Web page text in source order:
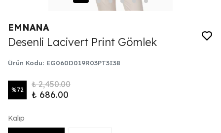
EMNANA
Desenli Lacivert Print Gömlek
Ürün Kodu: EG060D019R03PT3I38
%72
₺ 2,450.00
₺ 686.00
Kalıp